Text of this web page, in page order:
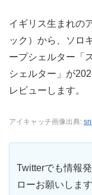
イギリス生まれの
ック）から、ソロ
ープシェルター「
シェルター」が
レビューします。
アイキャッチ画像出典:
Twitterでも情報
ローお願いします